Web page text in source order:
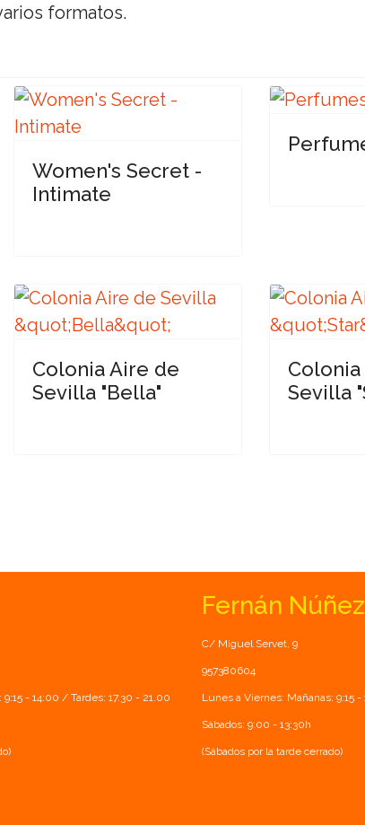
formatos.
Women's Secret -
Intimate
Colonia Aire de
Sevilla "Bella"
Sevilla
- 14:00 / Tardes: 17.30 - 21.00
Fernán Núñez
C/ Miguel Servet, 9
957380604
Lunes a Viernes: Mañanas: 9:15
Sábados: 9:00 - 13:30h
(Sábados por la tarde cerrado)